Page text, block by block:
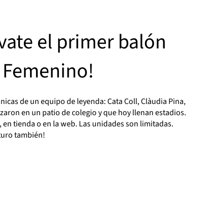
el primer balón
de un equipo de leyenda: Cata Coll, Clàudia Pina,
en un patio de colegio y que hoy llenan estadios.
tienda o en la web. Las unidades son limitadas.
también!